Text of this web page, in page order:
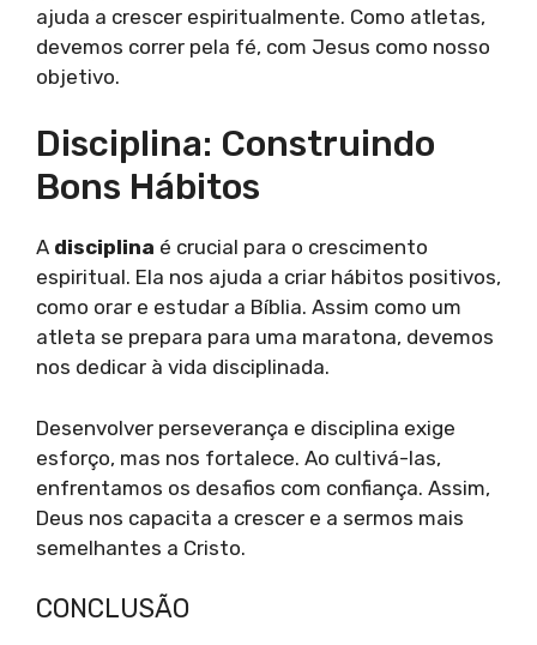
ajuda a crescer espiritualmente. Como atletas,
devemos correr pela fé, com Jesus como nosso
objetivo.
Disciplina: Construindo
Bons Hábitos
A disciplina é crucial para o crescimento
espiritual. Ela nos ajuda a criar hábitos positivos,
como orar e estudar a Bíblia. Assim como um
atleta se prepara para uma maratona, devemos
nos dedicar à vida disciplinada.
Desenvolver perseverança e disciplina exige
esforço, mas nos fortalece. Ao cultivá-las,
enfrentamos os desafios com confiança. Assim,
Deus nos capacita a crescer e a sermos mais
semelhantes a Cristo.
CONCLUSÃO